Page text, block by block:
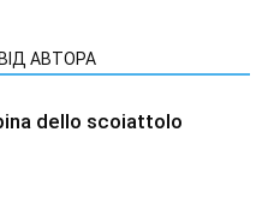
АВТОРА
dello scoiattolo